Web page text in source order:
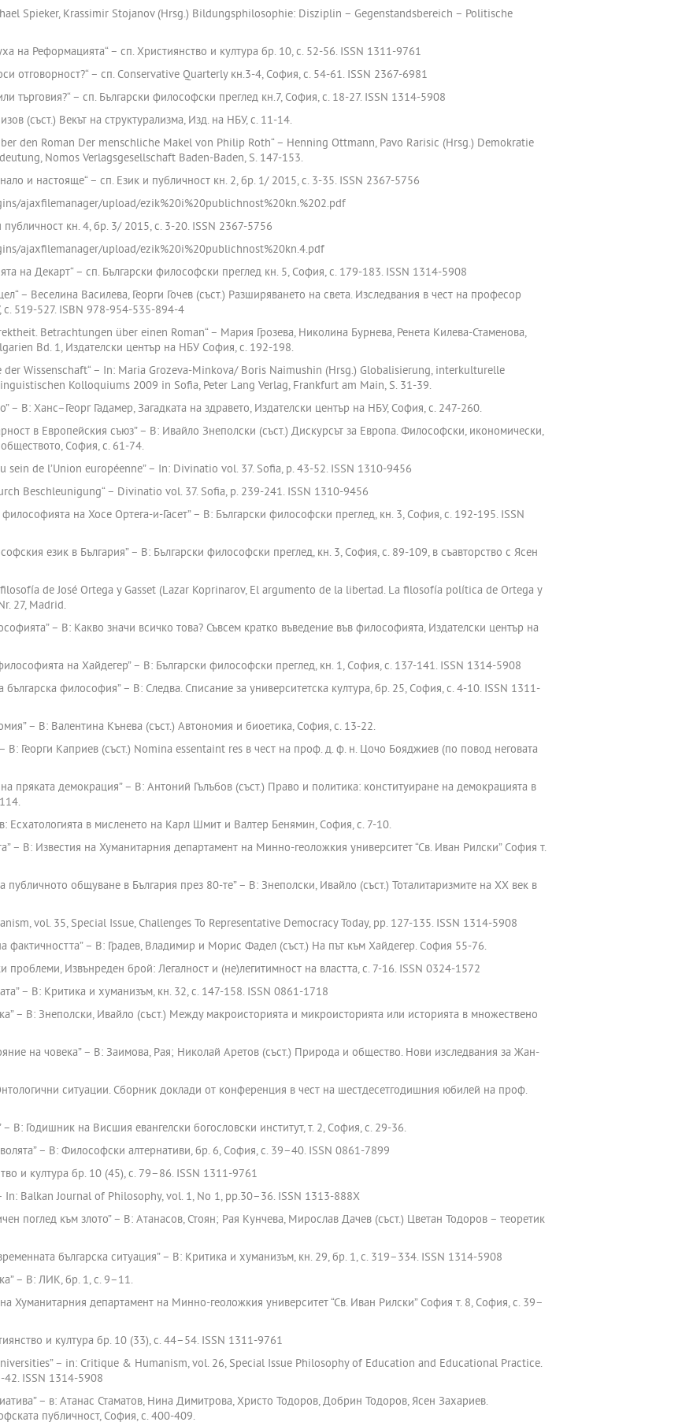
Spieker, Krassimir Stojanov (Hrsg.) Bildungsphilosophie: Disziplin – Gegenstandsbereich – Politische
на Реформацията“ – сп. Християнство и култура бр. 10, с. 52-56. ISSN 1311-9761
отговорност?“ – сп. Conservative Quarterly кн.3-4, София, с. 54-61. ISSN 2367-6981
търговия?“ – сп. Български философски преглед кн.7, София, с. 18-27. ISSN 1314-5908
(съст.) Векът на структурализма, Изд. на НБУ, с. 11-14.
den Roman Der menschliche Makel von Philip Roth“ – Henning Ottmann, Pavo Rarisic (Hrsg.) Demokratie
Nomos Verlagsgesellschaft Baden-Baden, S. 147-153.
и настояще“ – сп. Език и публичност кн. 2, бр. 1/ 2015, с. 3-35. ISSN 2367-5756
ajaxfilemanager/upload/ezik%20i%20publichnost%20kn.%202.pdf
кн. 4, бр. 3/ 2015, с. 3-20. ISSN 2367-5756
ajaxfilemanager/upload/ezik%20i%20publichnost%20kn.4.pdf
на Декарт“ – сп. Български философски преглед кн. 5, София, с. 179-183. ISSN 1314-5908
– Веселина Василева, Георги Гочев (съст.) Разширяването на света. Изследвания в чест на професор
с. 519-527. ISBN 978-954-535-894-4
Betrachtungen über einen Roman“ – Мария Грозева, Николина Бурнева, Ренета Килева-Стаменова,
Bd. 1, Издателски център на НБУ София, с. 192-198.
Wissenschaft“ – In: Maria Grozeva-Minkova/ Boris Naimushin (Hrsg.) Globalisierung, interkulturelle
Kolloquiums 2009 in Sofia, Peter Lang Verlag, Frankfurt am Main, S. 31-39.
– В: Ханс–Георг Гадамер, Загадката на здравето, Издателски център на НБУ, София, с. 247-260.
в Европейския съюз” – В: Ивайло Знеполски (съст.) Дискурсът за Европа. Философски, икономически,
София, с. 61-74.
de l’Union européenne” – In: Divinatio vol. 37. Sofia, p. 43-52. ISSN 1310-9456
Beschleunigung“ – Divinatio vol. 37. Sofia, p. 239-241. ISSN 1310-9456
на Хосе Ортега-и-Гасет” – В: Български философски преглед, кн. 3, София, с. 192-195. ISSN
език в България” – В: Български философски преглед, кн. 3, София, с. 89-109, в съавторство с Ясен
de José Ortega y Gasset (Lazar Koprinarov, El argumento de la libertad. La filosofía política de Ortega y
27, Madrid.
– В: Какво значи всичко това? Съвсем кратко въведение във философията, Издателски център на
на Хайдегер” – В: Български философски преглед, кн. 1, София, с. 137-141. ISSN 1314-5908
философия” – В: Следва. Списание за университетска култура, бр. 25, София, с. 4-10. ISSN 1311-
– В: Валентина Кънева (съст.) Автономия и биоетика, София, с. 13-22.
В: Георги Каприев (съст.) Nomina essentaint res в чест на проф. д. ф. н. Цочо Бояджиев (по повод неговата
пряката демокрация” – В: Антоний Гълъбов (съст.) Право и политика: конституиране на демокрацията в
Есхатологията в мисленето на Карл Шмит и Валтер Бенямин, София, с. 7-10.
– В: Известия на Хуманитарния департамент на Минно-геоложкия университет “Св. Иван Рилски” София т.
публичното общуване в България през 80-те” – В: Знеполски, Ивайло (съст.) Тоталитаризмите на ХХ век в
vol. 35, Special Issue, Challenges To Representative Democracy Today, pp. 127-135. ISSN 1314-5908
фактичността” – В: Градев, Владимир и Морис Фадел (съст.) На път към Хайдегер. София 55-76.
проблеми, Извънреден брой: Легалност и (не)легитимност на властта, с. 7-16. ISSN 0324-1572
– В: Критика и хуманизъм, кн. 32, с. 147-158. ISSN 0861-1718
– В: Знеполски, Ивайло (съст.) Между макроисторията и микроисторията или историята в множествено
на човека” – В: Заимова, Рая; Николай Аретов (съст.) Природа и общество. Нови изследвания за Жан-
ситуации. Сборник доклади от конференция в чест на шестдесетгодишния юбилей на проф.
В: Годишник на Висшия евангелски богословски институт, т. 2, София, с. 29-36.
– В: Философски алтернативи, бр. 6, София, с. 39–40. ISSN 0861-7899
и култура бр. 10 (45), с. 79–86. ISSN 1311-9761
In: Balkan Journal of Philosophy, vol. 1, No 1, pp.30–36. ISSN 1313-888X
поглед към злото” – В: Атанасов, Стоян; Рая Кунчева, Мирослав Дачев (съст.) Цветан Тодоров – теоретик
българска ситуация” – В: Критика и хуманизъм, кн. 29, бр. 1, с. 319–334. ISSN 1314-5908
– В: ЛИК, бр. 1, с. 9–11.
Хуманитарния департамент на Минно-геоложкия университет “Св. Иван Рилски” София т. 8, София, с. 39–
и култура бр. 10 (33), с. 44–54. ISSN 1311-9761
– in: Critique & Humanism, vol. 26, Special Issue Philosophy of Education and Educational Practice.
42. ISSN 1314-5908
– в: Атанас Стаматов, Нина Димитрова, Христо Тодоров, Добрин Тодоров, Ясен Захариев.
публичност, София, с. 400-409.